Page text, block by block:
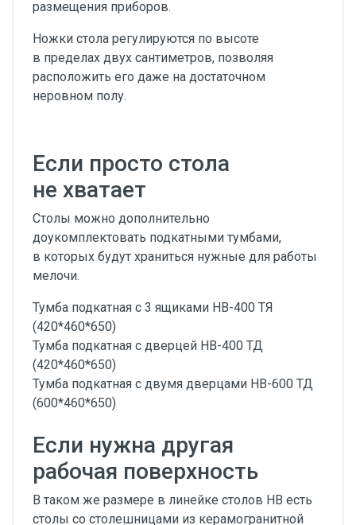
размещения приборов.
Ножки стола регулируются по высоте
в пределах двух сантиметров, позволяя
расположить его даже на достаточном
неровном полу.
Если просто стола
не хватает
Столы можно дополнительно
доукомплектовать подкатными тумбами,
в которых будут храниться нужные для работы
мелочи.
Тумба подкатная с 3 ящиками НВ-400 ТЯ
(420*460*650)
Тумба подкатная с дверцей НВ-400 ТД
(420*460*650)
Тумба подкатная с двумя дверцами НВ-600 ТД
(600*460*650)
Если нужна другая
рабочая поверхность
В таком же размере в линейке столов НВ есть
столы со столешницами из керамогранитной